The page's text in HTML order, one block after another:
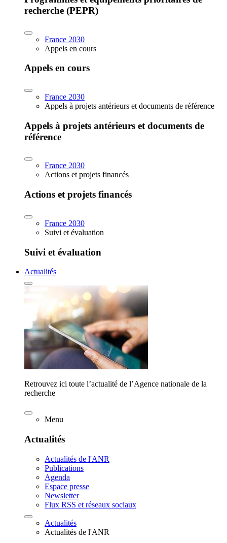
recherche (PEPR)
France 2030
Appels en cours
Appels en cours
France 2030
Appels à projets antérieurs et documents de référence
Appels à projets antérieurs et documents de
référence
France 2030
Actions et projets financés
Actions et projets financés
France 2030
Suivi et évaluation
Suivi et évaluation
Actualités
Retrouvez ici toute l’actualité de l’Agence nationale de la
recherche
Menu
Actualités
Actualités de l'ANR
Publications
Agenda
Espace presse
Newsletter
Flux RSS et réseaux sociaux
Actualités
Actualités de l'ANR